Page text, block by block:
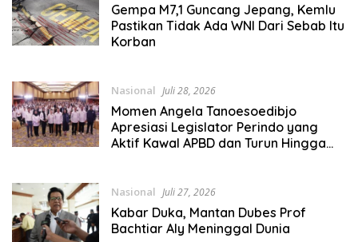
Gempa M7,1 Guncang Jepang, Kemlu
Pastikan Tidak Ada WNI Dari Sebab Itu
Korban
Nasional Juli 28, 2026
Momen Angela Tanoesoedibjo
Apresiasi Legislator Perindo yang
Aktif Kawal APBD dan Turun Hingga
Nasional Juli 27, 2026
Kabar Duka, Mantan Dubes Prof
Bachtiar Aly Meninggal Dunia